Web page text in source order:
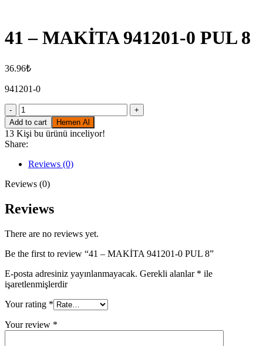
41 – MAKİTA 941201-0 PUL 8
36.96₺
941201-0
41
-
MAKİTA
941201-
0
PUL
quantity
Add to cart Hemen Al
13 Kişi bu ürünü inceliyor!
Share:
Reviews (0)
Reviews (0)
Reviews
There are no reviews yet.
Be the first to review “41 – MAKİTA 941201-0 PUL 8”
E-posta adresiniz yayınlanmayacak. Gerekli alanlar * ile
işaretlenmişlerdir
Your rating *
Your review *